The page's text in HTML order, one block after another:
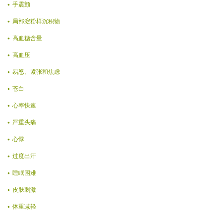
手震颤
局部淀粉样沉积物
高血糖含量
高血压
易怒、紧张和焦虑
苍白
心率快速
严重头痛
心悸
过度出汗
睡眠困难
皮肤刺激
体重减轻